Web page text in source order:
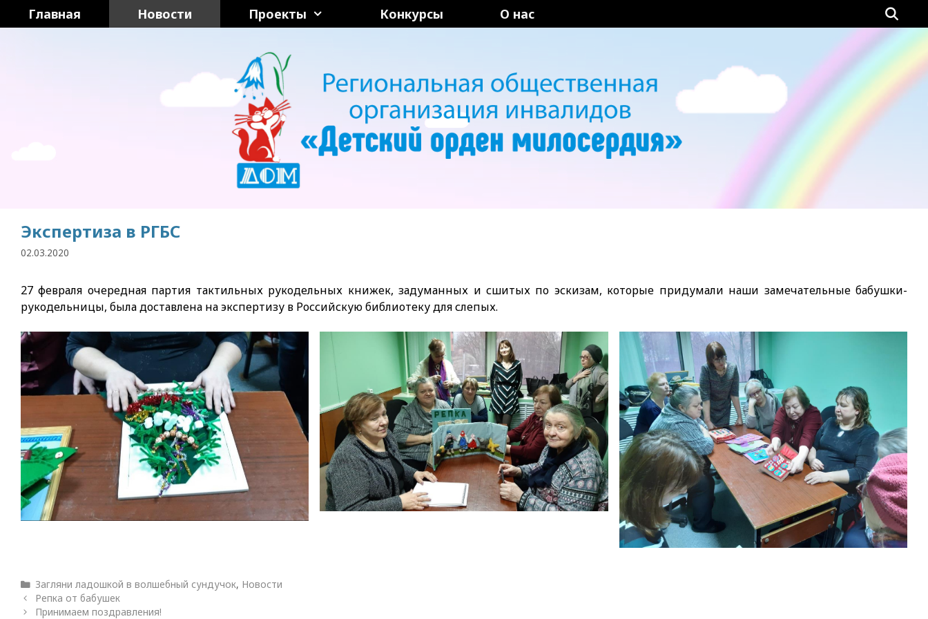
Перейти
к
Главная Новости Проекты Конкурсы О нас
Экспертиза в РГБС
02.03.2020
27 февраля очередная партия тактильных рукодельных книжек, задуманных и сшитых по эскизам, которые придумали наши замечательные бабушки-
рукодельницы, была доставлена на экспертизу в Российскую библиотеку для слепых.
Рубрики
Загляни ладошкой в волшебный сундучок, Новости
Репка от бабушек
Принимаем поздравления!